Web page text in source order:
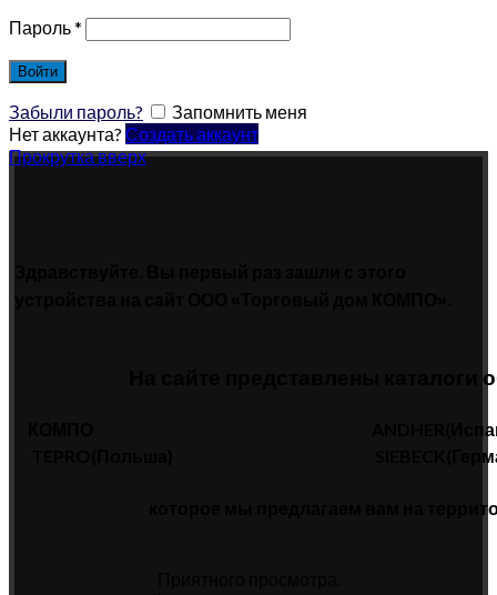
Пароль*
Войти
Забыли пароль?
Запомнить меня
Нет аккаунта? Создать аккаунт
Прокрутка вверх
На сайте представлены каталоги
которое мы предлагаем вам на